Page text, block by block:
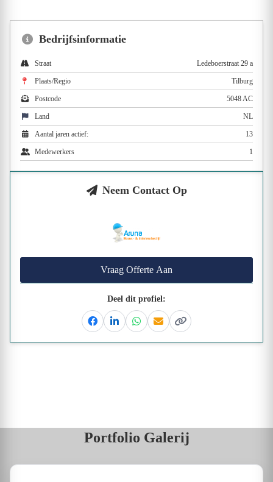
Bedrijfsinformatie
Straat Ledeboerstraat 29 a
Plaats/Regio Tilburg
Postcode 5048 AC
Land NL
Aantal jaren actief: 13
Medewerkers 1
Neem Contact Op
Vraag Offerte Aan
Deel dit profiel:
FacebookLinkedinWhatsapp
EmailKopieer link
Portfolio Galerij